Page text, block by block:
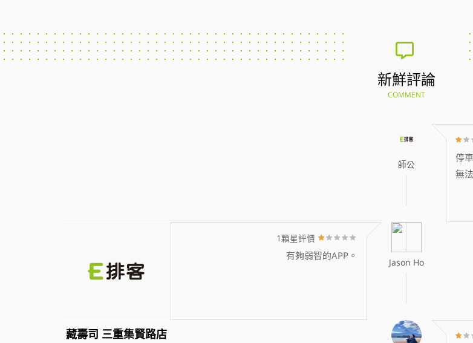
新鮮評論
COMMENT
師公
停
無
Jason Ho
1顆星評價
有夠弱智的APP。
藏壽司 三重集賢路店